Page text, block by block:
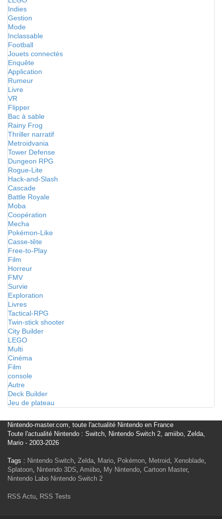
Indies
Gestion
Mode
Inclassable
Football
Jouets connectés
Enquête
Application
Rumeur
Livre
VR
Flipper
Bac à sable
Rainy Frog
Thriller narratif
Metroidvania
Tower Defense
Dungeon RPG
Rogue-Lite
Hack-and-Slash
Cascade
Battle Royale
Moba
Coopération
Mecha
Pokémon-Like
Casse-tête
Free-to-Play
Film
Horreur
FMV
Survie
Exploration
Livres
Tactical-RPG
Twin-stick shooter
City Builder
LEGO
Multi
Cinéma
Film
console
Autre
Deck Builder
Jeu de plateau
Nintendo-master.com, toute l'actualité Nintendo en France
Toute l'actualité Nintendo : Switch, Nintendo Switch 2, amiibo, Zelda,
Mario - 2003-2026
Tags : Nintendo Switch, Zelda, Mario, Pokémon, Metroid, Xenoblade,
Splatoon, Nintendo 3DS, Amiibo, My Nintendo, Cartoon Master,
Nintendo Labo Nintendo Switch 2
RSS Actu, RSS Tests